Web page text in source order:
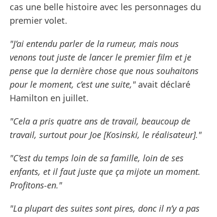
cas une belle histoire avec les personnages du
premier volet.
"J’ai entendu parler de la rumeur, mais nous
venons tout juste de lancer le premier film et je
pense que la dernière chose que nous souhaitons
pour le moment, c’est une suite,"avait déclaré
Hamilton en juillet.
"Cela a pris quatre ans de travail, beaucoup de
travail, surtout pour Joe [Kosinski, le réalisateur]."
"C’est du temps loin de sa famille, loin de ses
enfants, et il faut juste que ça mijote un moment.
Profitons-en."
"La plupart des suites sont pires, donc il n’y a pas